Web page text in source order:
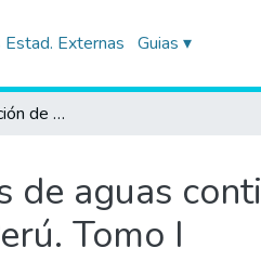
Estad. Externas Guias ▾
Compendio : Evaluación de peces de aguas continentales en el marco de la fiscalización ambiental en el Perú. Tomo I
de aguas
Tomo I